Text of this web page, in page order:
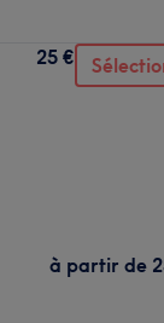
25 €
à partir de